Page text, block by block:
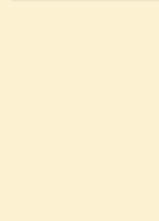
大型跨學科研究成果
2010年後）到嬰兒潮